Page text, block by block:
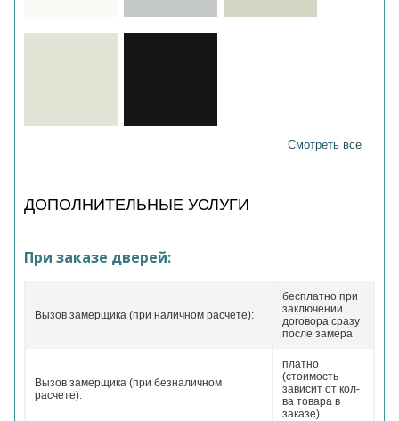
Смотреть все
ДОПОЛНИТЕЛЬНЫЕ УСЛУГИ
При заказе дверей:
Вызов замерщика (при наличном расчете):
бесплатно при
заключении
договора сразу
после замера
Вызов замерщика (при безналичном
расчете):
платно
(стоимость
зависит от кол-
ва товара в
заказе)